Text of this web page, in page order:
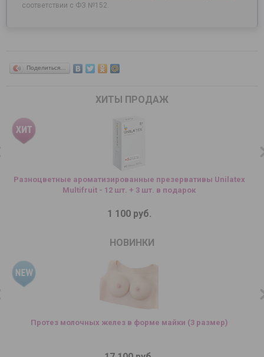
соответствии с ФЗ №152.
Поделиться…
ХИТЫ ПРОДАЖ
Разноцветные ароматизированные презервативы Unilatex
Multifruit - 12 шт. + 3 шт. в подарок
1 100 руб.
НОВИНКИ
Протез молочных желез в форме майки (3 размер)